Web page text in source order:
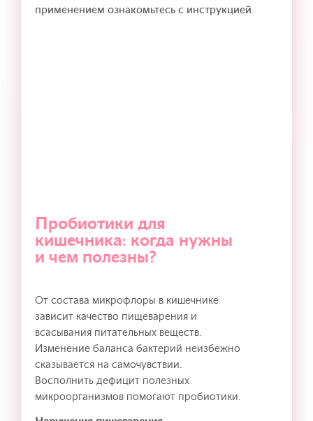
применением ознакомьтесь с инструкцией.
Пробиотики для
кишечника: когда нужны
и чем полезны?
От состава микрофлоры в кишечнике
зависит качество пищеварения и
всасывания питательных веществ.
Изменение баланса бактерий неизбежно
сказывается на самочувствии.
Восполнить дефицит полезных
микроорганизмов помогают пробиотики.